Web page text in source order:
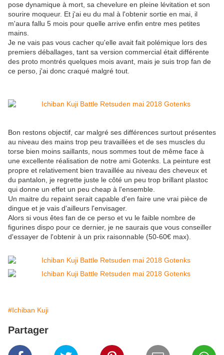
pose dynamique à mort, sa chevelure en pleine lévitation et son
sourire moqueur. Et j'ai eu du mal à l'obtenir sortie en mai, il
m'aura fallu 5 mois pour quelle arrive enfin entre mes petites
mains.
Je ne vais pas vous cacher qu'elle avait fait polémique lors des
premiers déballages, tant sa version commercial était différente
des proto montrés quelques mois avant, mais je suis trop fan de
ce perso, j'ai donc craqué malgré tout.
Bon restons objectif, car malgré ses différences surtout présentes
au niveau des mains trop peu travaillées et de ses muscles du
torse bien moins saillants, nous sommes tout de même face à
une excellente réalisation de notre ami Gotenks. La peinture est
propre et relativement bien travaillée au niveau des cheveux et
du pantalon, je regrette juste le côté un peu trop brillant plastoc
qui donne un effet un peu cheap à l'ensemble.
Un maitre du repaint serait capable d'en faire une vrai pièce de
dingue et je vais d'ailleurs l'envisager.
Alors si vous êtes fan de ce perso et vu le faible nombre de
figurines dispo pour ce dernier, je ne saurais que vous conseiller
d'essayer de l'obtenir à un prix raisonnable (50-60€ max).
#Ichiban Kuji
Partager